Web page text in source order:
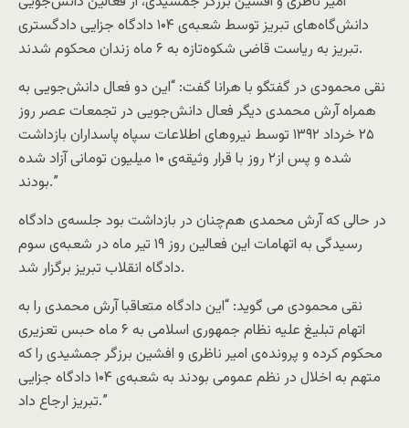
دانش‌گاه‌های تبریز توسط شعبه‌ی ۱۰۴ دادگاه جزایی دادگستری
تبریز به ریاست قاضی شکوه‌تازه به ۶ ماه زندان محکوم شدند.
نقی محمودی در گفتگو با هرانا گفت: “این دو فعال دانش‌جویی به
همراه آرش محمدی دیگر فعال دانش‌جویی در تجمعات عصر روز
۲۵ خرداد ۱۳۹۲ توسط نیروهای اطلاعات سپاه پاسداران بازداشت
شده و پس از۲ روز با قرار وثیقه‌ی ۱۰ میلیون تومانی آزاد شده
بودند.”
در حالی که آرش محمدی هم‌چنان در بازداشت بود جلسه‌ی دادگاه
رسیدگی به اتهامات این فعالین روز ۱۹ تیر ماه در شعبه‌ی سوم
دادگاه انقلاب تبریز برگزار شد.
نقی محمودی می گوید: “این دادگاه متعاقبا آرش محمدی را به
اتهام تبلیغ علیه نظام جمهوری اسلامی به ۶ ماه حبس تعزیری
محکوم کرده و پرونده‌ی امیر ناظری و افشین برزگر جمشیدی را که
متهم به اخلال در نظم عمومی بودند به شعبه‌ی ۱۰۴ دادگاه جزایی
تبریز ارجاع داد.”